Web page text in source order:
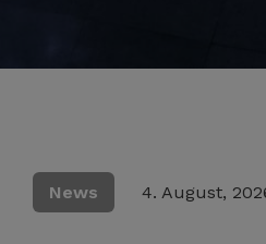
News 4. August,